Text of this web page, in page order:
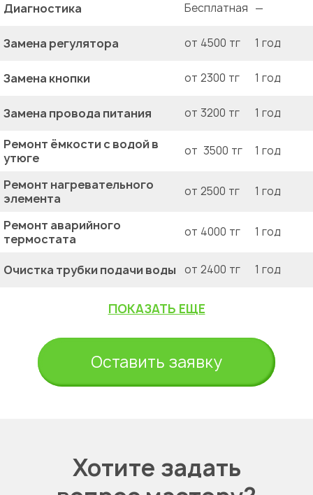
Диагностика Бесплатная —
Замена регулятора от 4500 тг 1 год
Замена кнопки от 2300 тг 1 год
Замена провода питания от 3200 тг 1 год
Ремонт ёмкости с водой в
утюге
от 3500 тг 1 год
Ремонт нагревательного
элемента
от 2500 тг 1 год
Ремонт аварийного
термостата
от 4000 тг 1 год
Очистка трубки подачи воды от 2400 тг 1 год
ПОКАЗАТЬ ЕЩЕ
Оставить заявку
Хотите задать